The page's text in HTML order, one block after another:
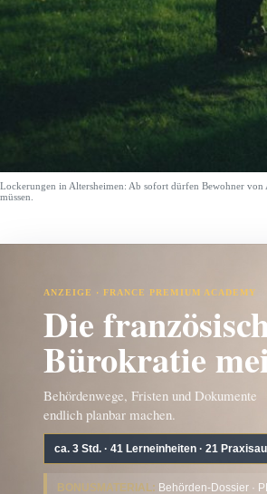
Lockerungen in Altersheimen: Ab sofort dürfen Bewohner von
müssen.
ANZEIGE · FRANCE PREMIUM ACADEMY
Die
Bürokratie
Behördenwege, Fristen und Dokumente
endlich planbar machen.
ca. 3 Std. · 41 Lerneinheiten · 21
BONUSMATERIAL: Behörden-Dossier ·